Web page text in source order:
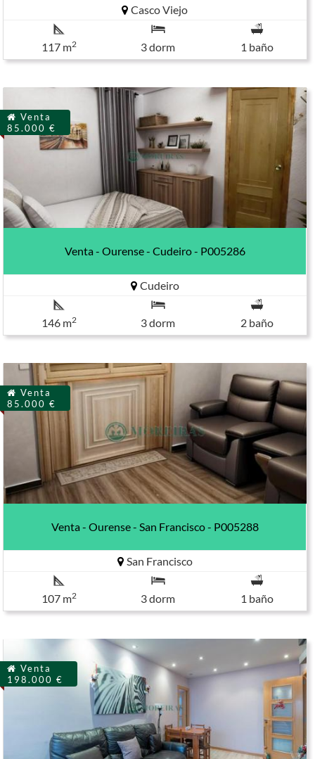
Casco Viejo
117 m2 3 dorm 1 baño
Venta
85.000 €
Venta - Ourense - Cudeiro - P005286
Cudeiro
146 m2 3 dorm 2 baño
Venta
85.000 €
Venta - Ourense - San Francisco - P005288
San Francisco
107 m2 3 dorm 1 baño
Venta
198.000 €